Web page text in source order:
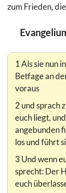
zum Frieden,
1 Als sie nun
Betfage an
voraus
2 und sprach
euch liegt,
angebunden
los und führt
3 Und wenn
sprecht: Der
euch